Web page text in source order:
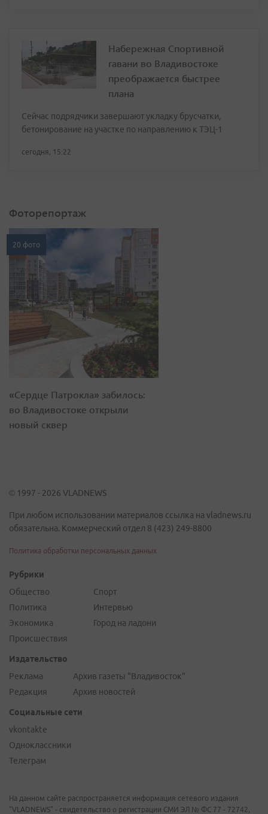
Набережная Спортивной
гавани во Владивостоке
преображается быстрее
плана
Сейчас подрядчики завершают укладку брусчатки,
бетонирование на участке по направлению к ТЭЦ-1
сегодня, 15:22
Фоторепортаж
20 фото
«Сердце Патрокла» забилось:
во Владивостоке открыли
новый сквер
© 1997 - 2026 VLADNEWS
При любом использовании материалов ссылка на vladnews.ru
обязательна. Коммерческий отдел 8 (423) 249-8800
Политика обработки персональных данных
Рубрики
Общество
Политика
Экономика
Происшествия
Спорт
Интервью
Город на ладони
Издательство
Реклама
Редакция
Архив газеты "Владивосток"
Архив новостей
Социальные сети
vkontakte
Одноклассники
Телеграм
На данном сайте распространяется информация сетевого издания
"VLADNEWS" - свидетельство о регистрации СМИ ЭЛ № ФС 77 - 72742,